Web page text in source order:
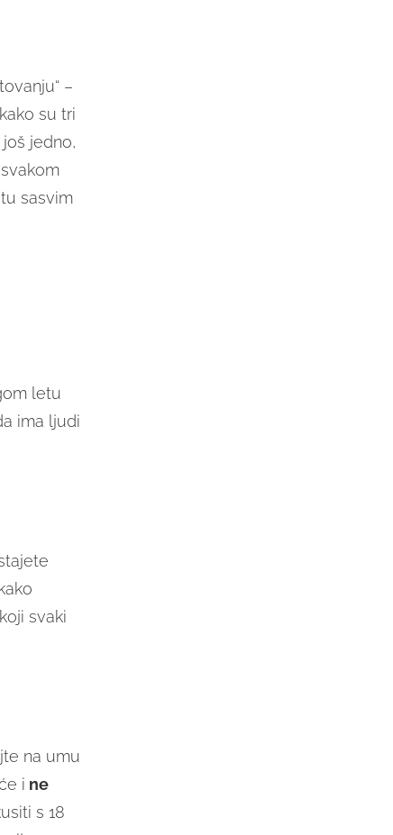
–
su tri
jedno,
sasvim
letu
ima ljudi
svaki
na umu
i ne
s 18